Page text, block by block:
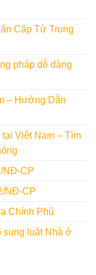
Cấp Từ Trung
pháp dễ dàng
– Hướng Dẫn
Việt Nam – Tìm
NĐ-CP
NĐ-CP
Chính Phủ
sung luật Nhà ở